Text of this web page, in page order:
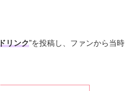
リンク”を投稿し、ファンから当時